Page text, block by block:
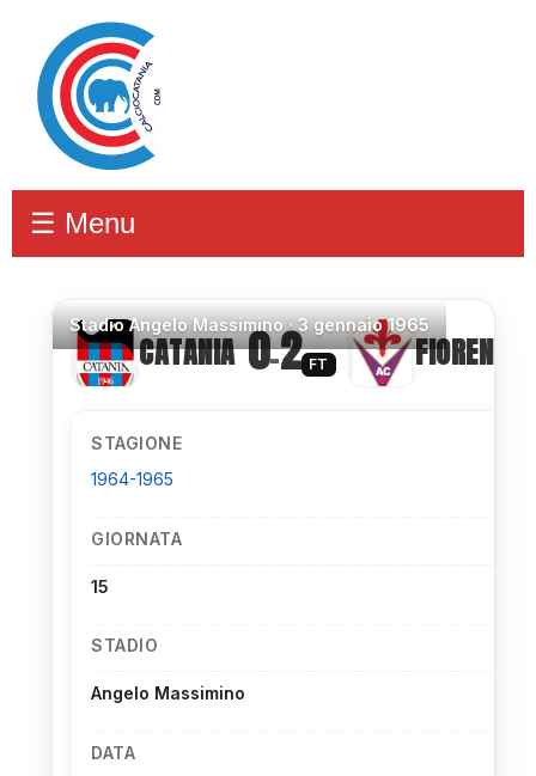
☰ Menu
StadioAngelo Massimino ·3 gennaio 1965
CATANIA 0–2 FT
STAGIONE
1964-1965
GIORNATA
15
STADIO
Angelo Massimino
DATA